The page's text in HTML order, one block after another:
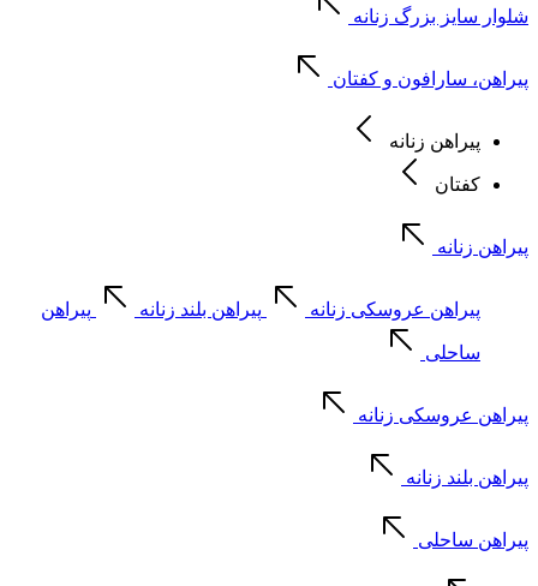
شلوار سایز بزرگ زنانه
پیراهن، سارافون و کفتان
پیراهن زنانه
کفتان
پیراهن زنانه
پیراهن عروسکی زنانه پیراهن بلند زنانه پیراهن
ساحلی
پیراهن عروسکی زنانه
پیراهن بلند زنانه
پیراهن ساحلی